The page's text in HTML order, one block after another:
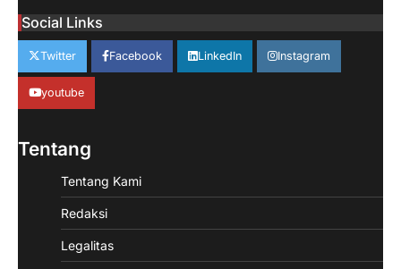
Social Links
Twitter Facebook LinkedIn Instagram
youtube
Tentang
Tentang Kami
Redaksi
Legalitas